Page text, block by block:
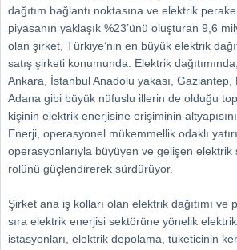
dağıtım bağlantı noktasına ve elektrik
piyasanın yaklaşık %23’ünü oluşturan 9,6
olan şirket, Türkiye’nin en büyük elektrik
satış şirketi konumunda. Elektrik
Ankara, İstanbul Anadolu yakası, Gaziantep,
Adana gibi büyük nüfuslu illerin de olduğu
kişinin elektrik enerjisine erişiminin
Enerji, operasyonel mükemmellik odaklı
operasyonlarıyla büyüyen ve gelişen elektrik
rolünü güçlendirerek sürdürüyor.
Şirket ana iş kolları olan elektrik dağıtımı ve
sıra elektrik enerjisi sektörüne yönelik
istasyonları, elektrik depolama, tüketicinin